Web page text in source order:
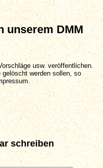
unserem DMM
usw. veröffentlichen.
werden sollen, so
schreiben